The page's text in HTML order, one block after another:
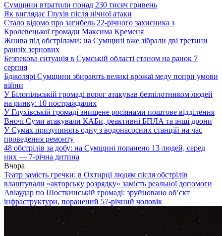
Сумщини втратили понад 230 тисяч гривень
Як виглядає Глухів після нічної атаки
Стало відомо про загибель 22-річного захисника з
Кролевецької громади Максима Кременя
Жнива під обстрілами: на Сумщині вже зібрали дві третини
ранніх зернових
Безпекова ситуація в Сумській області станом на ранок 7
серпня
Бджолярі Сумщини збирають великі врожаї меду попри умови
війни
У Білопільській громаді ворог атакував безпілотником людей
на ринку: 10 постраждалих
У Глухівській громаді знищене росіянами поштове відділення
Вночі Суми атакували КАБи, реактивні БПЛА та інші дрони
У Сумах призупинять одну з водонасосних станцій на час
проведення ремонту
48 обстрілів за добу: на Сумщині поранено 13 людей, серед
них — 7-річна дитина
Вчора
Театр замість гречки: в Охтирці людям після обстрілів
влаштували «акторську розрядку» замість реальної допомоги
Авіаудар по Шосткинській громаді: зруйновано об’єкт
інфраструктури, поранений 57-річний чоловік